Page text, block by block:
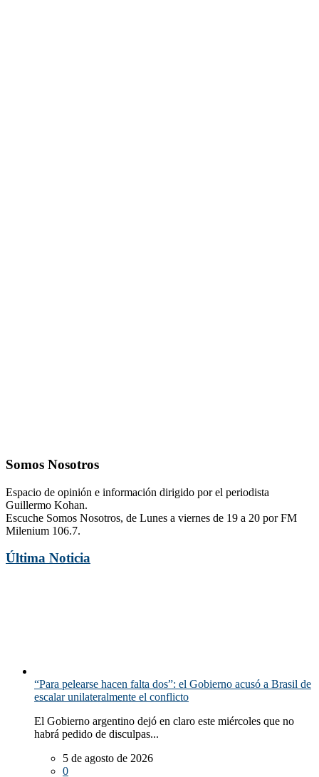
Somos Nosotros
Espacio de opinión e información dirigido por el periodista
Guillermo Kohan.
Escuche Somos Nosotros, de Lunes a viernes de 19 a 20 por FM
Milenium 106.7.
Última Noticia
“Para pelearse hacen falta dos”: el Gobierno acusó a Brasil de
escalar unilateralmente el conflicto
El Gobierno argentino dejó en claro este miércoles que no
habrá pedido de disculpas...
5 de agosto de 2026
0